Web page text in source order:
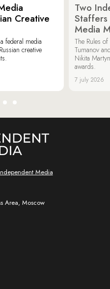
Creative
federal media
creative
Two
Media
The Rules
Tumanov
Nikita
awards.
7 july 2026
Media
Area, Moscow